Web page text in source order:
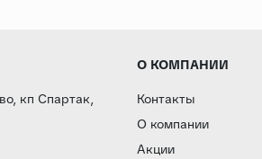
кп Спартак,
О КОМПАНИИ
Контакты
О компании
Акции